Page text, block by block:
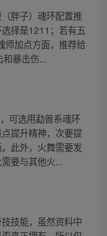
胖子）魂环配置推
择是1211；若有五
师加点方面，推荐给
暴击伤...
可选用勐兽系魂环
提升精神，次要提
此外，火舞需要发
要与其他火...
技能，虽然资料中